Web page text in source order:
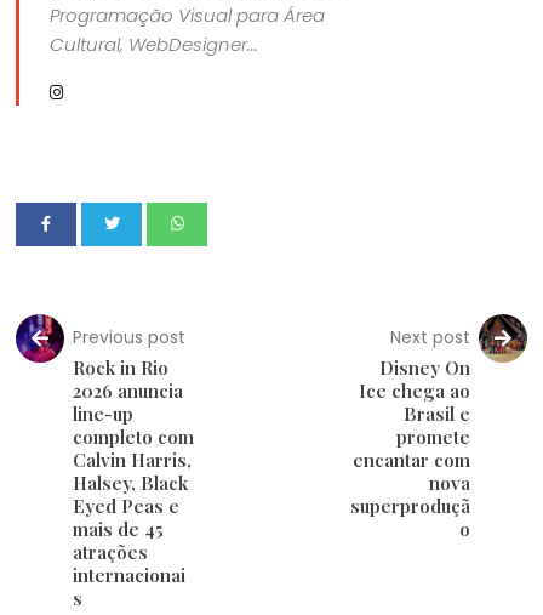
Programação Visual para Área
Cultural, WebDesigner...
Previous post
Rock in Rio
2026 anuncia
line-up
completo com
Calvin Harris,
Halsey, Black
Eyed Peas e
mais de 45
atrações
internacionai
s
Next post
Disney On
Ice chega ao
Brasil e
promete
encantar com
nova
superproduçã
o